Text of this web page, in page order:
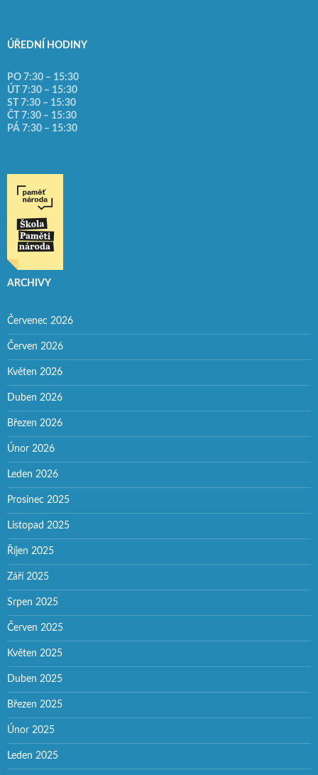
ÚŘEDNÍ HODINY
PO 7:30 – 15:30
ÚT 7:30 – 15:30
ST 7:30 – 15:30
ČT 7:30 – 15:30
PÁ 7:30 – 15:30
ARCHIVY
Červenec 2026
Červen 2026
Květen 2026
Duben 2026
Březen 2026
Únor 2026
Leden 2026
Prosinec 2025
Listopad 2025
Říjen 2025
Září 2025
Srpen 2025
Červen 2025
Květen 2025
Duben 2025
Březen 2025
Únor 2025
Leden 2025